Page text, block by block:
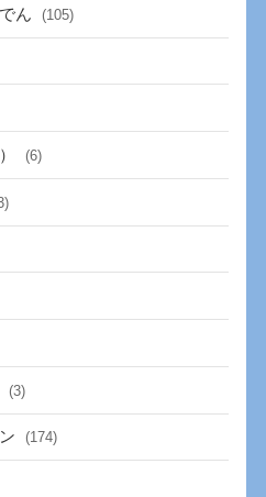
ん (105)
(6)
(3)
(174)